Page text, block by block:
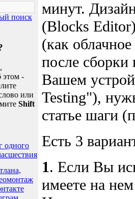
поиск
этом -
или
Shift
одного
минут.
(Blocks
(как
после сборки
Вашем
Testing"),
статье шаги
Есть 3
1. Если Вы
имеете на